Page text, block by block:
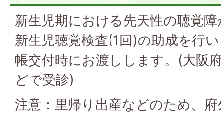
新生児期における先天性の聴覚
新生児聴覚検査(1回)の助成を行
帳交付時にお渡しします。(大阪
どで受診)
注意：里帰り出産などのため、